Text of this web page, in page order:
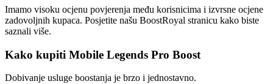
Imamo visoku ocjenu povjerenja među korisnicima i izvrsne ocjene
zadovoljnih kupaca. Posjetite našu BoostRoyal stranicu kako biste
saznali više.
Kako kupiti Mobile Legends Pro Boost
Dobivanje usluge boostanja je brzo i jednostavno.